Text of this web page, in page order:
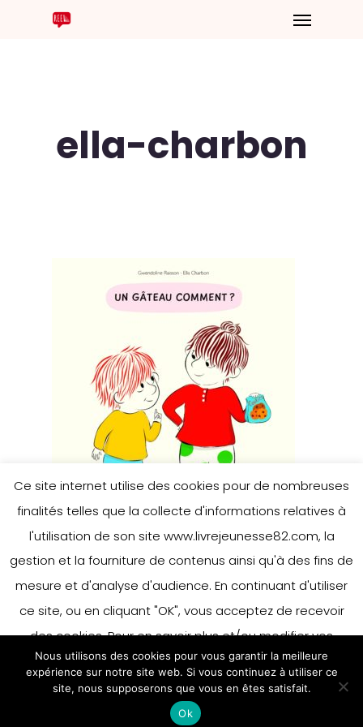
ella-charbon
Ce site internet utilise des cookies pour de nombreuses
finalités telles que la collecte d'informations relatives à
l'utilisation de son site www.livrejeunesse82.com, la
gestion et la fourniture de contenus ainsi qu'à des fins de
mesure et d'analyse d'audience. En continuant d'utiliser
ce site, ou en cliquant "OK", vous acceptez de recevoir
des cookies. Pour en savoir plus et/ou modifier vos
préférences en matière de cookies, merci de vous référer
à notre politique sur les cookies.
Accepter
En savoir plus
Nous utilisons des cookies pour vous garantir la meilleure
expérience sur notre site web. Si vous continuez à utiliser ce
site, nous supposerons que vous en êtes satisfait.
Ok